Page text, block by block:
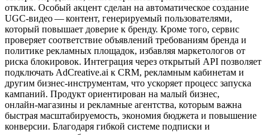
отклик. Особый акцент сделан на автоматическое создание
UGC‑видео — контент, генерируемый пользователями,
который повышает доверие к бренду. Кроме того, сервис
проверяет соответствие объявлений требованиям бренда и
политике рекламных площадок, избавляя маркетологов от
риска блокировок. Интеграция через открытый API позволяет
подключать AdCreative.ai к CRM, рекламным кабинетам и
другим бизнес‑инструментам, что ускоряет процесс запуска
кампаний. Продукт ориентирован на малый бизнес,
онлайн‑магазины и рекламные агентства, которым важна
быстрая масштабируемость, экономия бюджета и повышение
конверсии. Благодаря гибкой системе подписки и